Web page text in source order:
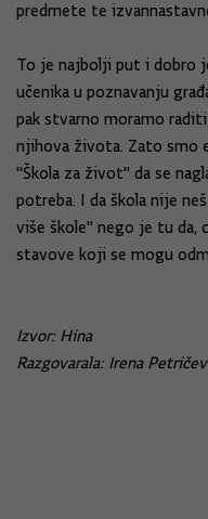
predmete te
To je najbolji put i dobro
učenika u poznavanju
pak stvarno moramo
njihova života. Zato smo
"Škola za život" da se
potreba. I da škola nije
više škole" nego je tu da,
stavove koji se mogu
Izvor: Hina
Razgovarala: Irena